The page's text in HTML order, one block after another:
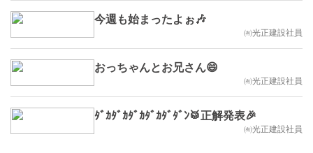
今週も始まったよぉ🎶
㈲光正建設社員
おっちゃんとお兄さん😄
㈲光正建設社員
ﾀﾞｶﾀﾞｶﾀﾞｶﾀﾞｶﾀﾞﾀﾞﾝ🥁正解発表🎉
㈲光正建設社員